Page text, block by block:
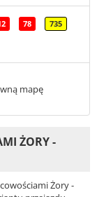
78 735
mapę
ŻORY -
Żory -